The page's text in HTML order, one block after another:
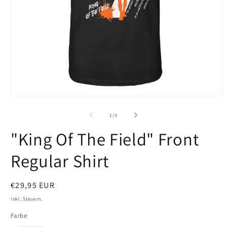
1 /von
3
"King Of The Field" Front
Regular Shirt
Normaler
Preis
€29,95 EUR
Inkl. Steuern.
Farbe